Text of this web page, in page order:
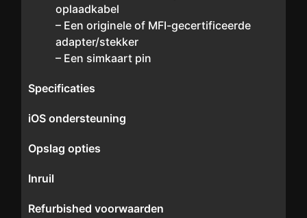
oplaadkabel
– Een originele of MFI-gecertificeerde
adapter/stekker
– Een simkaart pin
Specificaties
iOS ondersteuning
Opslag opties
Inruil
Refurbished voorwaarden